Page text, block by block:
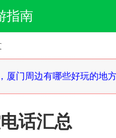
指南
厦门周边有哪些好玩的地
话汇总